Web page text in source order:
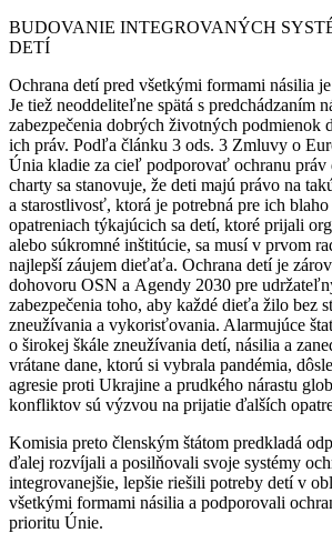
BUDOVANIE INTEGROVANÝCH
DETÍ
Ochrana detí pred všetkými formami násilia
Je tiež neoddeliteľne spätá s predchádzaním
zabezpečenia dobrých životných podmienok
ich práv. Podľa článku 3 ods. 3 Zmluvy o
Únia kladie za cieľ podporovať ochranu
charty sa stanovuje, že deti majú právo na
a starostlivosť, ktorá je potrebná pre ich
opatreniach týkajúcich sa detí, ktoré prijali
alebo súkromné inštitúcie, sa musí v prvom
najlepší záujem dieťaťa. Ochrana detí je
dohovoru OSN a Agendy 2030 pre
zabezpečenia toho, aby každé dieťa žilo bez
zneužívania a vykorisťovania. Alarmujúce
o širokej škále zneužívania detí, násilia a
vrátane dane, ktorú si vybrala pandémia,
agresie proti Ukrajine a prudkého nárastu
konfliktov sú výzvou na prijatie ďalších
Komisia preto členským štátom predkladá
ďalej rozvíjali a posilňovali svoje systémy
integrovanejšie, lepšie riešili potreby detí v
všetkými formami násilia a podporovali
prioritu Únie.